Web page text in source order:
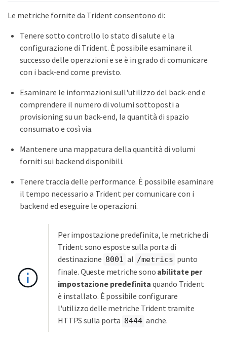
Le metriche fornite da Trident consentono di:
Tenere sotto controllo lo stato di salute e la
configurazione di Trident. È possibile esaminare il
successo delle operazioni e se è in grado di comunicare
con i back-end come previsto.
Esaminare le informazioni sull'utilizzo del back-end e
comprendere il numero di volumi sottoposti a
provisioning su un back-end, la quantità di spazio
consumato e così via.
Mantenere una mappatura della quantità di volumi
forniti sui backend disponibili.
Tenere traccia delle performance. È possibile esaminare
il tempo necessario a Trident per comunicare con i
backend ed eseguire le operazioni.
Per impostazione predefinita, le metriche di
Trident sono esposte sulla porta di
destinazione 8001 al /metrics punto
finale. Queste metriche sono abilitate per
impostazione predefinita quando Trident
è installato. È possibile configurare
l'utilizzo delle metriche Trident tramite
HTTPS sulla porta 8444 anche.